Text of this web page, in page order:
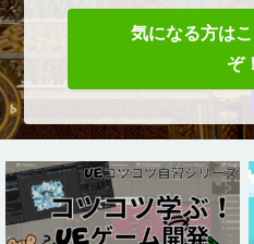
気になる方は
ぞ！